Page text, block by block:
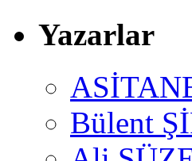
Yazarlar
Bülent